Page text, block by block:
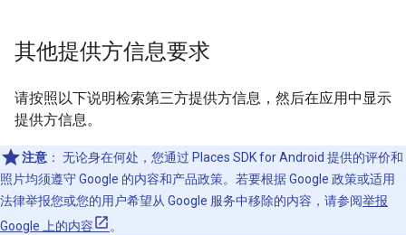
其他提供方信息要求
请按照以下说明检索第三方提供方信息，然后在应用中显示
提供方信息。
注意 ： 无论身在何处，您通过 Places SDK for Android 提供的评价和
照片均须遵守 Google 的内容和产品政策。若要根据 Google 政策或适用
法律举报您或您的用户希望从 Google 服务中移除的内容，请参阅举报
Google 上的内容
。